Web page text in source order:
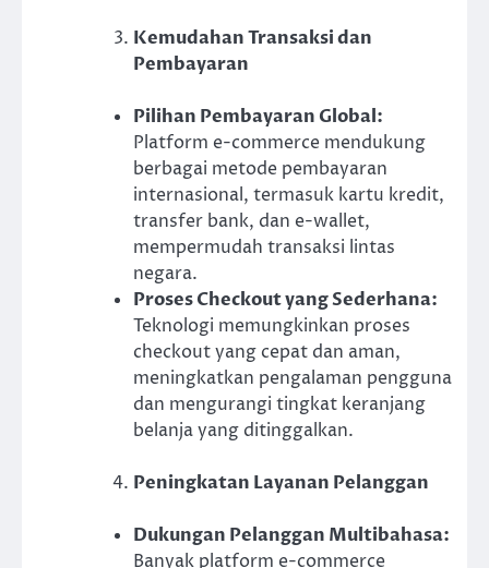
Kemudahan Transaksi dan
Pembayaran
Pilihan Pembayaran Global:
Platform e-commerce mendukung
berbagai metode pembayaran
internasional, termasuk kartu kredit,
transfer bank, dan e-wallet,
mempermudah transaksi lintas
negara.
Proses Checkout yang Sederhana:
Teknologi memungkinkan proses
checkout yang cepat dan aman,
meningkatkan pengalaman pengguna
dan mengurangi tingkat keranjang
belanja yang ditinggalkan.
Peningkatan Layanan Pelanggan
Dukungan Pelanggan Multibahasa:
Banyak platform e-commerce